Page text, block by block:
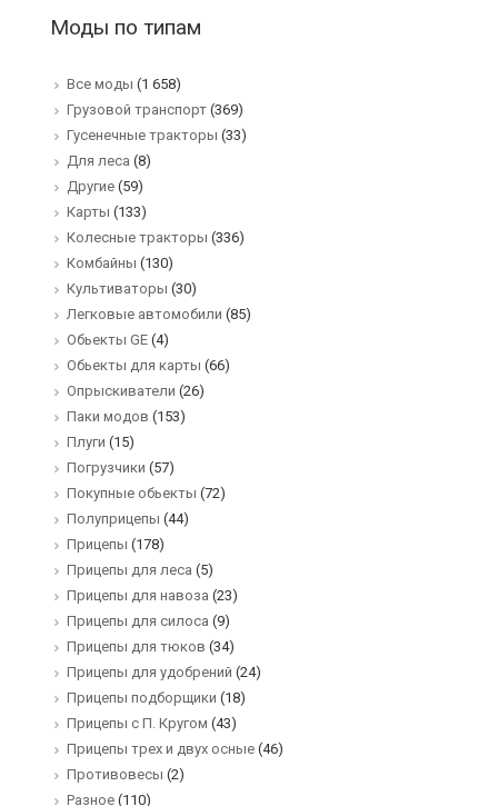
Моды по типам
Все моды (1 658)
Грузовой транспорт (369)
Гусенечные тракторы (33)
Для леса (8)
Другие (59)
Карты (133)
Колесные тракторы (336)
Комбайны (130)
Культиваторы (30)
Легковые автомобили (85)
Обьекты GE (4)
Обьекты для карты (66)
Опрыскиватели (26)
Паки модов (153)
Плуги (15)
Погрузчики (57)
Покупные обьекты (72)
Полуприцепы (44)
Прицепы (178)
Прицепы для леса (5)
Прицепы для навоза (23)
Прицепы для силоса (9)
Прицепы для тюков (34)
Прицепы для удобрений (24)
Прицепы подборщики (18)
Прицепы с П. Кругом (43)
Прицепы трех и двух осные (46)
Противовесы (2)
Разное (110)